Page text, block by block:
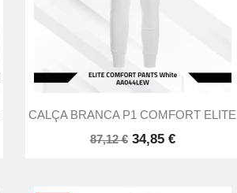
Vista rápida
CALÇA BRANCA P1 COMFORT ELITE
87,12 € 34,85 €